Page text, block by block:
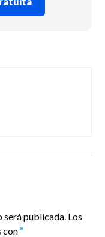
será publicada. Los
con*